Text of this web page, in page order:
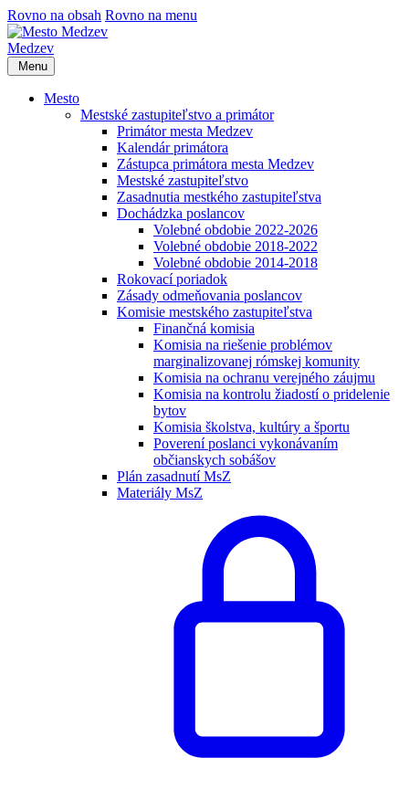
Rovno na obsah Rovno na menu
Medzev
Menu
Mesto
Mestské zastupiteľstvo a primátor
Primátor mesta Medzev
Kalendár primátora
Zástupca primátora mesta Medzev
Mestské zastupiteľstvo
Zasadnutia mestkého zastupiteľstva
Dochádzka poslancov
Volebné obdobie 2022-2026
Volebné obdobie 2018-2022
Volebné obdobie 2014-2018
Rokovací poriadok
Zásady odmeňovania poslancov
Komisie mestského zastupiteľstva
Finančná komisia
Komisia na riešenie problémov
marginalizovanej rómskej komunity
Komisia na ochranu verejného záujmu
Komisia na kontrolu žiadostí o pridelenie
bytov
Komisia školstva, kultúry a športu
Poverení poslanci vykonávaním
občianskych sobášov
Plán zasadnutí MsZ
Materiály MsZ